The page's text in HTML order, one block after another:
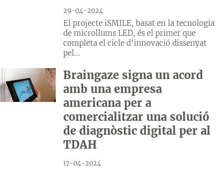
29-04-2024
El projecte iSMILE, basat en la tecnologia
de microllums LED, és el primer que
completa el cicle d’innovació dissenyat
pel...
Braingaze signa un acord
amb una empresa
americana per a
comercialitzar una solució
de diagnòstic digital per al
TDAH
17-04-2024